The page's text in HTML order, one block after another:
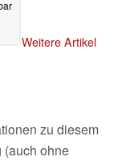
Weitere Artikel
zu diesem
(auch ohne